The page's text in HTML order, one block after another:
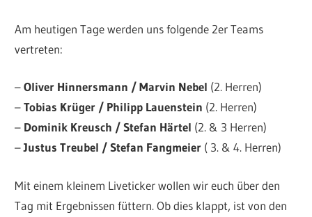
Am heutigen Tage werden uns folgende 2er Teams
vertreten:
–Oliver Hinnersmann / Marvin Nebel (2. Herren)
–Tobias Krüger / Philipp Lauenstein (2. Herren)
– Dominik Kreusch / Stefan Härtel (2. & 3 Herren)
–Justus Treubel / Stefan Fangmeier ( 3. & 4. Herren)
Mit einem kleinem Liveticker wollen wir euch über den
Tag mit Ergebnissen füttern. Ob dies klappt, ist von den